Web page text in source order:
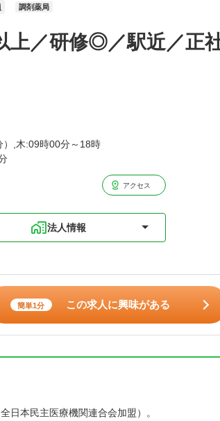
調剤薬局
上／研修◎／駅近／正
）,木:09時00分～18時
アクセス
法人情報
簡単1分 この求人に興味がある
日本民主医療機関連合会加盟）。